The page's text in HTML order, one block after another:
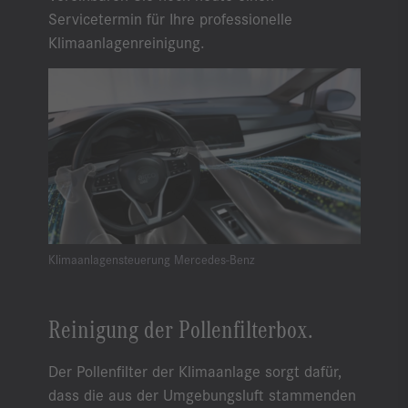
Servicetermin für Ihre professionelle
Klimaanlagenreinigung.
Klimaanlagensteuerung Mercedes-Benz
Reinigung der Pollenfilterbox.
Der Pollenfilter der Klimaanlage sorgt dafür,
dass die aus der Umgebungsluft stammenden